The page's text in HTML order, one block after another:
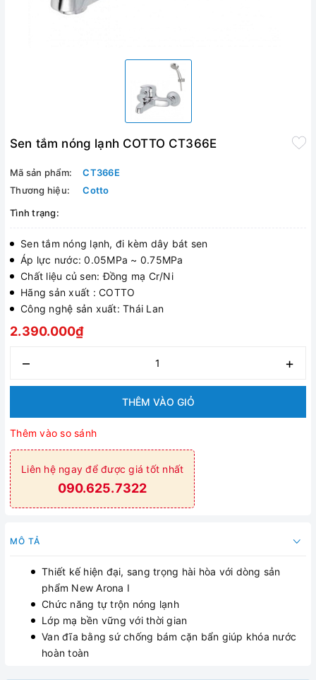
Sen tắm nóng lạnh COTTO CT366E
Mã sản phẩm:
CT366E
Thương hiệu:
Cotto
Tình trạng:
Sen tắm nóng lạnh, đi kèm dây bát sen
Áp lực nước: 0.05MPa ~ 0.75MPa
Chất liệu củ sen: Đồng mạ Cr/Ni
Hãng sản xuất : COTTO
Công nghệ sản xuất: Thái Lan
2.390.000₫
– +
THÊM VÀO GIỎ
Thêm vào so sánh
Liên hệ ngay để được giá tốt nhất
090.625.7322
MÔ TẢ
Thiết kế hiện đại, sang trọng hài hòa với dòng sản
phẩm New Arona I
Chức năng tự trộn nóng lạnh
Lớp mạ bền vững với thời gian
Van đĩa bằng sứ chống bám cặn bẩn giúp khóa nước
hoàn toàn